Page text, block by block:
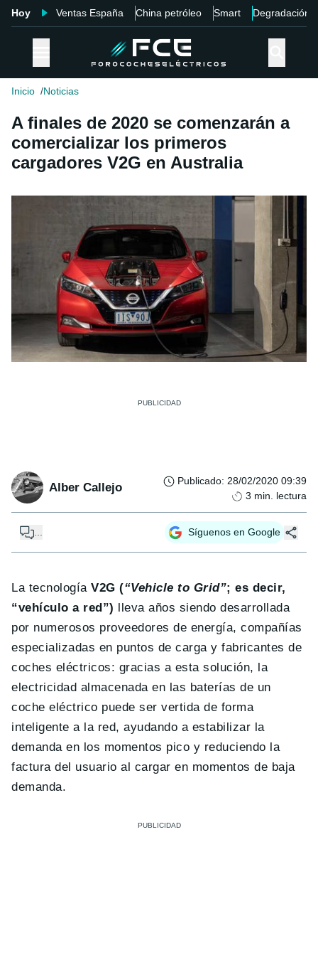
Hoy Ventas España China petróleo Smart Degradación
Inicio Noticias
A finales de 2020 se comenzarán a
comercializar los primeros
cargadores V2G en Australia
Alber Callejo Publicado: 28/02/2020 09:39
3 min. lectura
... Síguenos en Google
La tecnologíaV2G (“Vehicle to Grid”; es decir,
“vehículo a red”) lleva años siendo desarrollada
por numerosos proveedores de energía, compañías
especializadas en puntos de carga y fabricantes de
coches eléctricos: gracias a esta solución, la
electricidad almacenada en las baterías de un
coche eléctrico puede ser vertida de forma
inteligente a la red, ayudando a estabilizar la
demanda en los momentos pico y reduciendo la
factura del usuario al cargar en momentos de baja
demanda.